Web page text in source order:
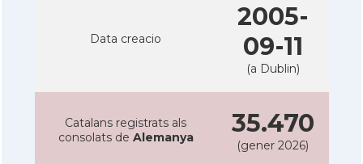
Data creacio
2005-
09-11
(a Dublin)
Catalans registrats als
consolats de Alemanya 35.470
(gener 2026)